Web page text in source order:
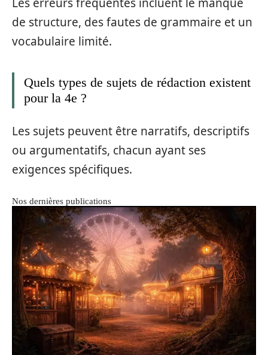
de structure, des fautes de grammaire et un
vocabulaire limité.
Quels types de sujets de rédaction existent
pour la 4e ?
Les sujets peuvent être narratifs, descriptifs
ou argumentatifs, chacun ayant ses
exigences spécifiques.
Nos dernières publications